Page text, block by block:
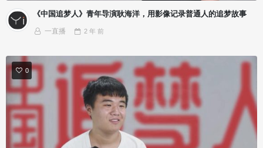
《中国追梦人》青年导演耿海洋，用影像记录普通人的追梦故事
一直播 2 年 前
0